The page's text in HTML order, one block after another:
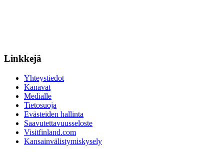
Linkkejä
Yhteystiedot
Kanavat
Medialle
Tietosuoja
Evästeiden hallinta
Saavutettavuusseloste
Visitfinland.com
Kansainvälistymiskysely